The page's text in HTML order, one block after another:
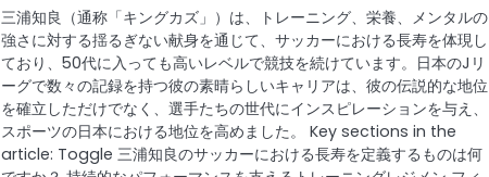
三浦知良（通称「キングカズ」）は、トレーニング、栄養、メンタルの
強さに対する揺るぎない献身を通じて、サッカーにおける長寿を体現し
ており、50代に入っても高いレベルで競技を続けています。日本のJリ
ーグで数々の記録を持つ彼の素晴らしいキャリアは、彼の伝説的な地位
を確立しただけでなく、選手たちの世代にインスピレーションを与え、
スポーツの日本における地位を高めました。 Key sections in the
article: Toggle 三浦知良のサッカーにおける長寿を定義するものは何